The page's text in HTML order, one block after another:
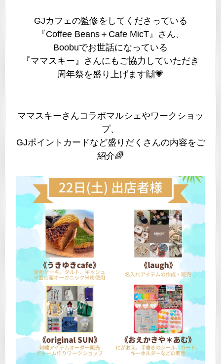
GJカフェの監修をしてくださっている
『Coffee Beans＋Cafe MicT』さん、
Boobuでお世話になっている
『ママスキー』さんにもご協力していただき
周年祭を盛り上げます🙌💗
ママスキーさんコラボマルシェやワークショッ
プ、
GJポイントカードなど盛りだくさんの内容をご
紹介🌈